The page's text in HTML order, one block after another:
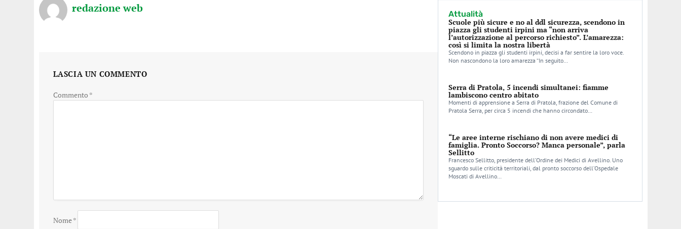
redazione web
LASCIA UN COMMENTO
Commento *
Nome*
Attualità
Scuole più sicure e no al ddl sicurezza, scendono in
piazza gli studenti irpini ma “non arriva
l’autorizzazione al percorso richiesto”. L’amarezza:
così si limita la nostra libertà
Scendono in piazza gli studenti irpini, decisi a far sentire la loro voce.
Non nascondono la loro amarezza “In seguito…
Serra di Pratola, 5 incendi simultanei: fiamme
lambiscono centro abitato
Momenti di apprensione a Serra di Pratola, frazione del Comune di
Pratola Serra, per circa 5 incendi che hanno circondato…
“Le aree interne rischiano di non avere medici di
famiglia. Pronto Soccorso? Manca personale”, parla
Sellitto
Francesco Sellitto, presidente dell’Ordine dei Medici di Avellino. Uno
sguardo sulle criticità territoriali, dal pronto soccorso dell’Ospedale
Moscati di Avellino…